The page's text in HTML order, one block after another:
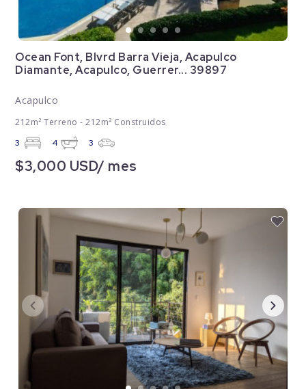
Ocean Font, Blvrd Barra Vieja, Acapulco
Diamante, Acapulco, Guerrer... 39897
Acapulco
212m² Terreno - 212m² Construidos
3 4 3
$3,000 USD/ mes